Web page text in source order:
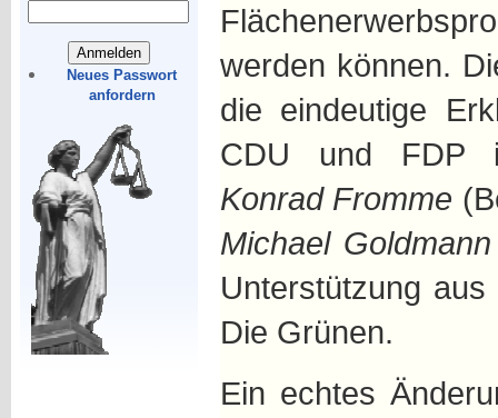
Neues Passwort
anfordern
werden können.
die eindeutige
CDU und FDP
Konrad Fromme
Michael Goldmann
Unterstützung
Die Grünen.
Ein echtes